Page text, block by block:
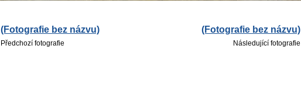
(Fotografie bez názvu)
Předchozí fotografie
(Fotografie bez názvu)
Následující fotografie